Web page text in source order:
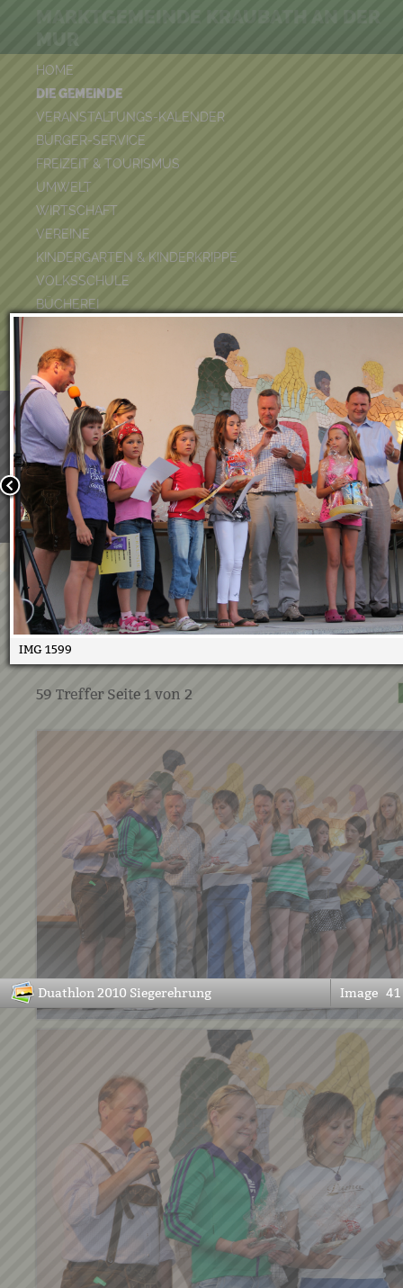
HOME
DIE GEMEINDE
VERANSTALTUNGS-KALENDER
BÜRGER-SERVICE
FREIZEIT & TOURISMUS
UMWELT
WIRTSCHAFT
VEREINE
KINDERGARTEN & KINDERKRIPPE
VOLKSSCHULE
BÜCHEREI
DUATHLON 2026
POOLKALENDER
MUR
Wir verwenden Cookies, um unsere Webseite für Sie
benutzerfreundlich zu gestalten. Wenn Sie fortfahren,
an, dass Sie mit der Verwendung von Cookies auf
einverstanden sind.
Weitere Informationen:Datenschutzerklärung/Cookie-
Bestätigen
Duathlon 2010 Siegerehrung
10.08.2010
59 Treffer Seite 1 von 2
IMG 1599
Duathlon 2010 Siegerehrung Image 41